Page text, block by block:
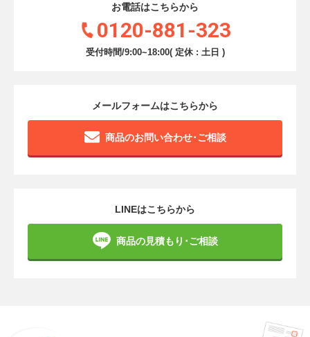
お電話はこちらから
0120-881-323
受付時間/9:00~18:00( 定休 : 土日 )
メールフォームはこちらから
商品のお問い合わせ･ご相談
LINEはこちらから
商品の見積もり･ご相談